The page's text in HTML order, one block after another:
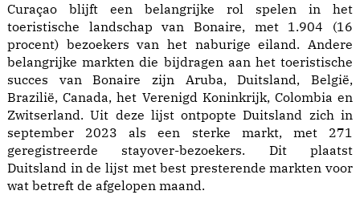
Curaçao blijft een belangrijke rol spelen in het
toeristische landschap van Bonaire, met 1.904 (16
procent) bezoekers van het naburige eiland. Andere
belangrijke markten die bijdragen aan het toeristische
succes van Bonaire zijn Aruba, Duitsland, België,
Brazilië, Canada, het Verenigd Koninkrijk, Colombia en
Zwitserland. Uit deze lijst ontpopte Duitsland zich in
september 2023 als een sterke markt, met 271
geregistreerde stayover-bezoekers. Dit plaatst
Duitsland in de lijst met best presterende markten voor
wat betreft de afgelopen maand.